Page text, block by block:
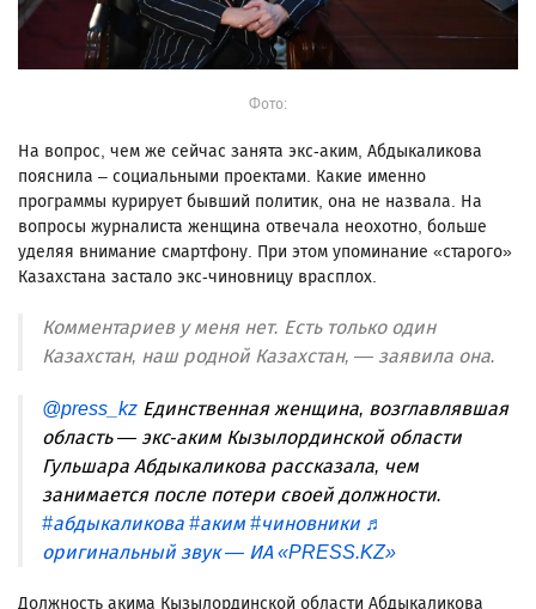
Фото:
На вопрос, чем же сейчас занята экс-аким, Абдыкаликова
пояснила – социальными проектами. Какие именно
программы курирует бывший политик, она не назвала. На
вопросы журналиста женщина отвечала неохотно, больше
уделяя внимание смартфону. При этом упоминание «старого»
Казахстана застало экс-чиновницу врасплох.
Комментариев у меня нет. Есть только один
Казахстан, наш родной Казахстан, — заявила она.
@press_kz Единственная женщина, возглавлявшая
область — экс-аким Кызылординской области
Гульшара Абдыкаликова рассказала, чем
занимается после потери своей должности.
#абдыкаликова #аким #чиновники ♬
оригинальный звук — ИА «PRESS.KZ»
Должность акима Кызылординской области Абдыкаликова